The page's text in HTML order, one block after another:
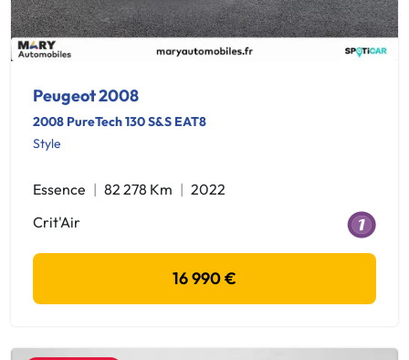
Peugeot 2008
2008 PureTech 130 S&S EAT8
Style
Essence 82 278 Km
2022
Crit'Air
16 990 €